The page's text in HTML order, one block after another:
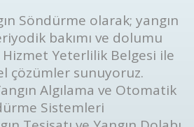
Söndürme olarak; yangın
bakımı ve dolumu
Hizmet Yeterlilik Belgesi ile
çözümler sunuyoruz.
Algılama ve Otomatik
Sistemleri